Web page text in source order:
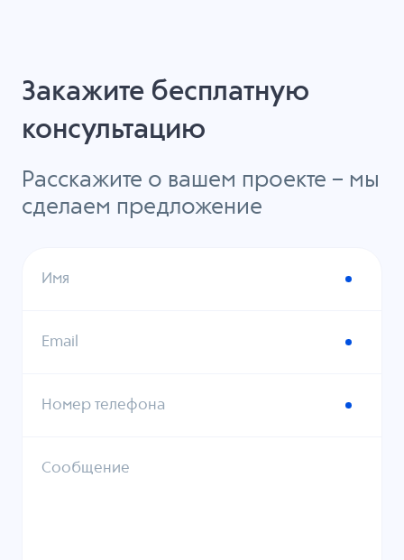
Закажите бесплатную
консультацию
Расскажите о вашем проекте – мы
сделаем предложение
Имя
Email
Номер телефона
Сообщение